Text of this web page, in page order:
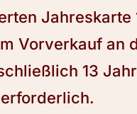
Jahreskarte
Vorverkauf an
13